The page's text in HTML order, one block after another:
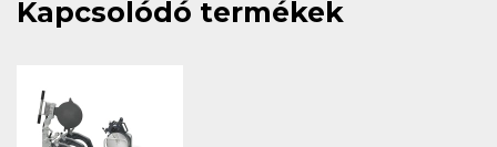
Kapcsolódó termékek